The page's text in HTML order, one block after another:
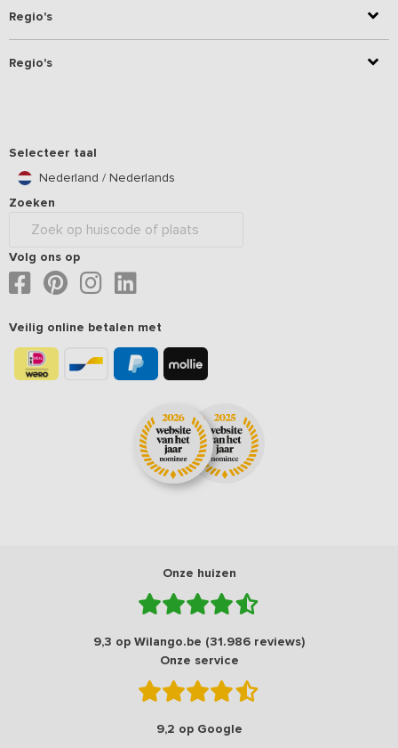
Regio's
Regio's
Selecteer taal
Nederland / Nederlands
Zoeken
Volg ons op
Veilig online betalen met
Onze huizen
9,3 op Wilango.be (31.986 reviews)
Onze service
9,2 op Google